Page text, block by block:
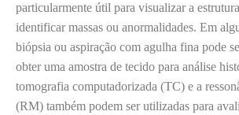
particularmente útil para visualizar a
identificar massas ou anormalidades. Em
biópsia ou aspiração com agulha fina pode
obter uma amostra de tecido para análise
tomografia computadorizada (TC) e a
(RM) também podem ser utilizadas para